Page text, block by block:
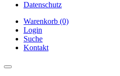
Datenschutz
Warenkorb (0)
Login
Suche
Kontakt